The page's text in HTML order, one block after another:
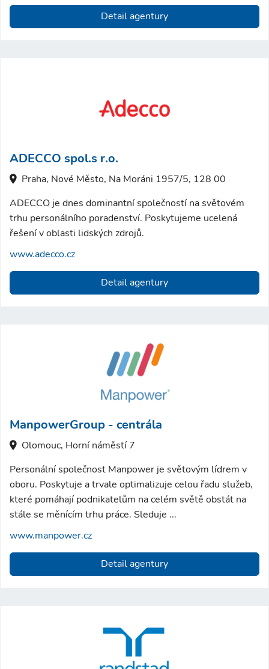
Detail agentury
ADECCO spol.s r.o.
Praha, Nové Město, Na Moráni 1957/5, 128 00
ADECCO je dnes dominantní společností na světovém
trhu personálního poradenství. Poskytujeme ucelená
řešení v oblasti lidských zdrojů.
www.adecco.cz
Detail agentury
ManpowerGroup - centrála
Olomouc, Horní náměstí 7
Personální společnost Manpower je světovým lídrem v
oboru. Poskytuje a trvale optimalizuje celou řadu služeb,
které pomáhají podnikatelům na celém světě obstát na
stále se měnícím trhu práce. Sleduje ...
www.manpower.cz
Detail agentury